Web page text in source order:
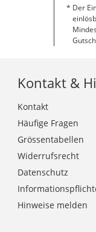
Der
Kontakt &
Kontakt
Häufige Fragen
Grössentabellen
Widerrufsrecht
Datenschutz
Hinweise melden